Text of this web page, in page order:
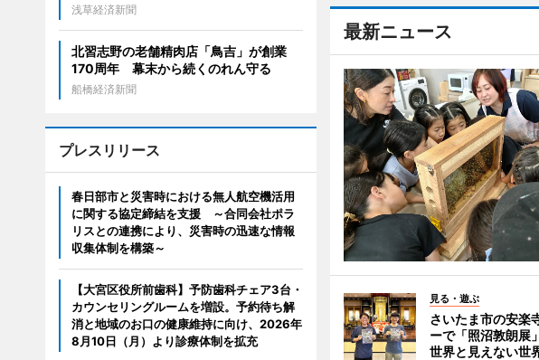
最新ニュース
見る・遊ぶ
さいたま市の安楽
ーで「照沼敦朗
世界と見えない世
浅草経済新聞
北習志野の老舗精肉店「鳥吉」が創業
170周年 幕末から続くのれん守る
船橋経済新聞
プレスリリース
春日部市と災害時における無人航空機活用
に関する協定締結を支援 ～合同会社ポラ
リスとの連携により、災害時の迅速な情報
収集体制を構築～
【大宮区役所前歯科】予防歯科チェア3台・
カウンセリングルームを増設。予約待ち解
消と地域のお口の健康維持に向け、2026年
8月10日（月）より診療体制を拡充